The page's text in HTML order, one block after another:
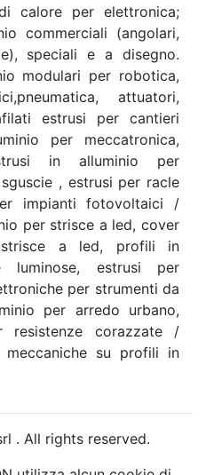
calore per elettronica;
commerciali (angolari,
speciali e a disegno.
modulari per robotica,
attuatori,
estrusi per cantieri
per meccatronica,
in alluminio per
, estrusi per racle
impianti fotovoltaici /
per strisce a led, cover
a led, profili in
luminose, estrusi per
per strumenti da
per arredo urbano,
resistenze corazzate /
su profili in
. All rights reserved.